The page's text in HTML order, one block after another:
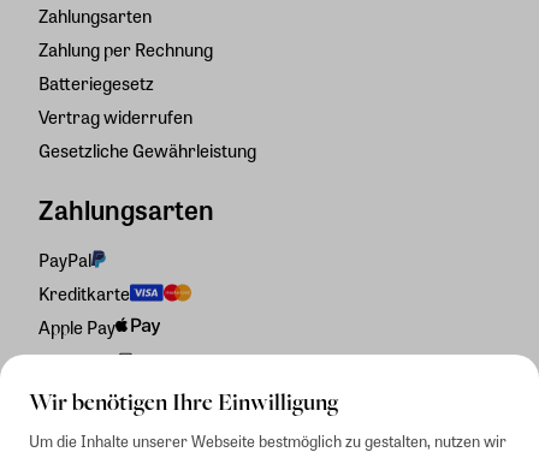
Wir benötigen Ihre Einwilligung
Um die Inhalte unserer Webseite bestmöglich zu gestalten, nutzen wir
Zahlungsarten
Zahlung per Rechnung
Batteriegesetz
Vertrag widerrufen
Gesetzliche Gewährleistung
Zahlungsarten
PayPal
Kreditkarte
Apple Pay
Rechnung